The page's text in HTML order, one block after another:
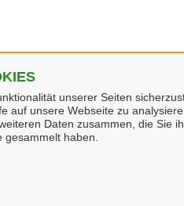
unserer Seiten
auf unsere Webseite zu
Daten zusammen, die Sie
haben.